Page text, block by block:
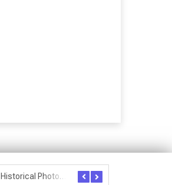
Exploring Historical Photos – Postcard from the Kwantung Army